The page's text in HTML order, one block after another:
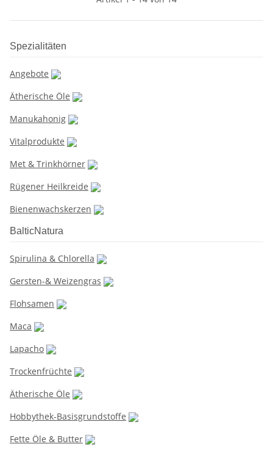
Spezialitäten
Angebote
Ätherische Öle
Manukahonig
Vitalprodukte
Met & Trinkhörner
Rügener Heilkreide
Bienenwachskerzen
BalticNatura
Spirulina & Chlorella
Gersten-& Weizengras
Flohsamen
Maca
Lapacho
Trockenfrüchte
Ätherische Öle
Hobbythek-Basisgrundstoffe
Fette Öle & Butter